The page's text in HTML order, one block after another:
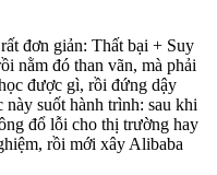
đơn giản: Thất bại + Suy
nằm đó than vãn, mà phải
được gì, rồi đứng dậy
suốt hành trình: sau khi
đổ lỗi cho thị trường hay
rồi mới xây Alibaba